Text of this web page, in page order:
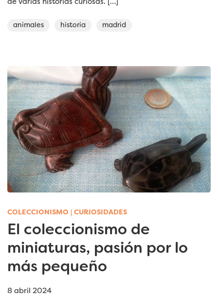
animales historia madrid
COLECCIONISMO | CURIOSIDADES
El coleccionismo de
miniaturas, pasión por lo
más pequeño
8 abril 2024